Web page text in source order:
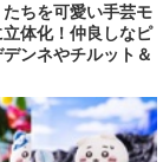
たちを可愛い手芸モ
体化！仲良しなピ
ンネやチルット＆
6種